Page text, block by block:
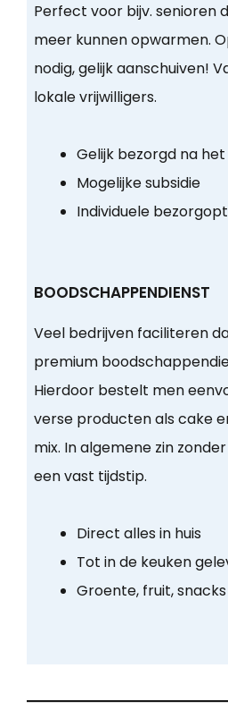
Perfect voor bijv. senioren
meer kunnen opwarmen.
nodig, gelijk aanschuiven!
lokale vrijwilligers.
Gelijk bezorgd na
Mogelijke subsidie
Individuele
BOODSCHAPPENDIENST
Veel bedrijven faciliteren
premium
Hierdoor bestelt men
verse producten als cake
mix. In algemene zin
een vast tijdstip.
Direct alles in huis
Tot in de keuken
Groente, fruit,